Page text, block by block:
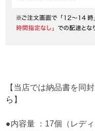
【当店では納品書を同
ら 】
●内容量 ：17個（レデ